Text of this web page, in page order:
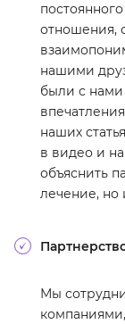
отношения,
нашими
были с
наших
в видео и
объяснить
лечение, но
Мы